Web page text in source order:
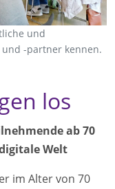
und
-partner kennen.
los
ab 70
Welt
im Alter von 70